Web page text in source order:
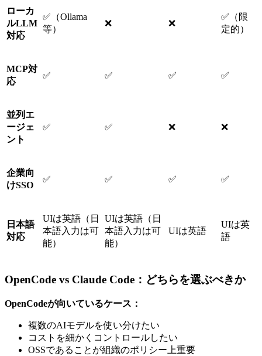
ローカ
ルLLM
対応
✅（Ollama
等）
❌ ❌
✅（限
定的）
MCP対
応
✅ ✅ ✅ ✅
並列エ
ージェ
ント
✅ ✅ ❌ ❌
企業向
けSSO
✅ ✅ ✅ ✅
日本語
対応
UIは英語（日
本語入力は可
能）
UIは英語（日
本語入力は可
能）
UIは英語
UIは英
語
OpenCode vs Claude Code：どちらを選ぶべきか
OpenCodeが向いているケース：
複数のAIモデルを使い分けたい
コストを細かくコントロールしたい
OSSであることが組織のポリシー上重要